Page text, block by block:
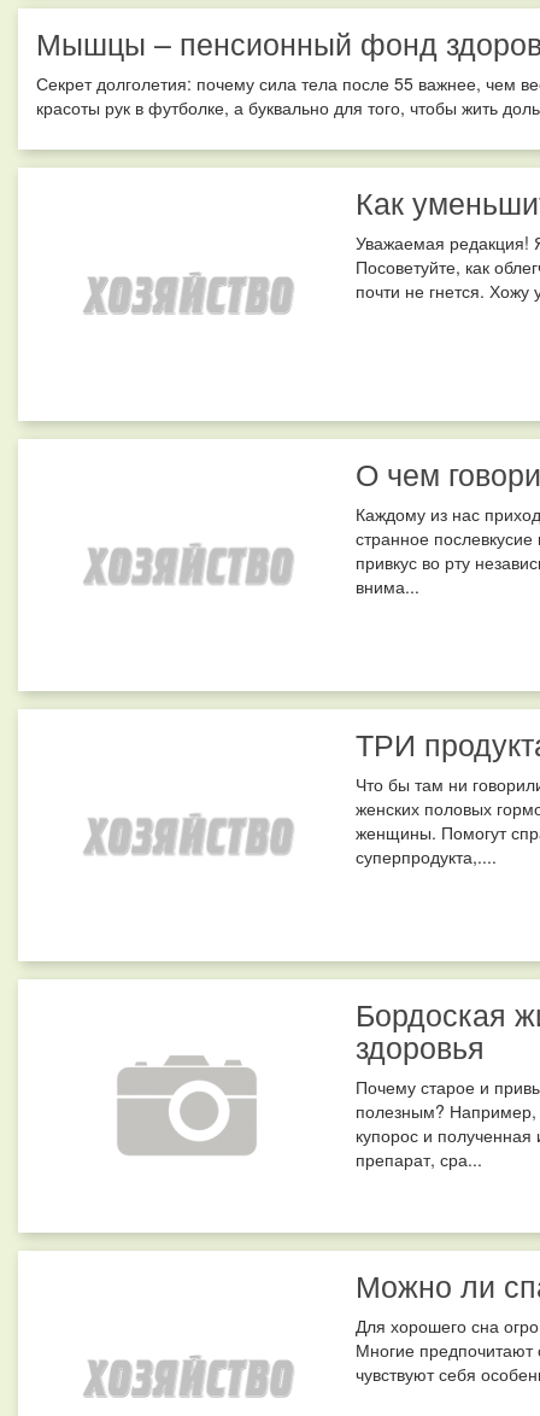
Мышцы – пенсионный фонд
Секрет долголетия: почему сила тела после 55 важнее, чем
красоты рук в футболке, а буквально для того, чтобы жить
Как
Уважаемая редакция!
Посоветуйте, как
почти не гнется.
О чем
Каждому из нас
странное
привкус во рту
внима...
ТРИ
Что бы там ни
женских половых
женщины. Помогут
суперпродукта,....
Бордоская
здоровья
Почему старое и
полезным? Например,
купорос и
препарат, сра...
Можно ли
Для хорошего сна
Многие предпочитают
чувствуют себя